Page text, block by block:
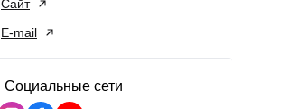
Сайт
E-mail
Социальные сети